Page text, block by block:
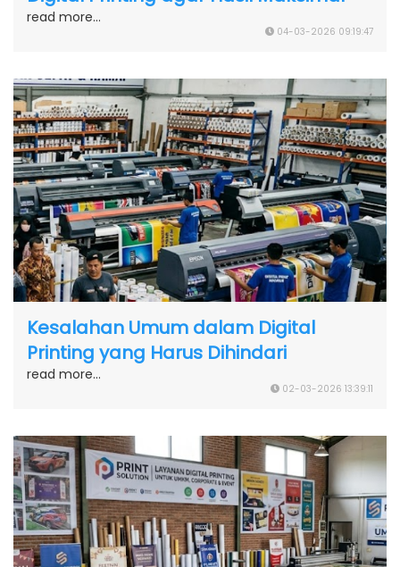
read more...
04-03-2026 09:19:47
Kesalahan Umum dalam Digital
Printing yang Harus Dihindari
read more...
02-03-2026 13:39:11